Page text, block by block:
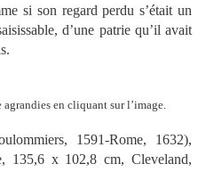
si son regard perdu s’était un
d’une patrie qu’il avait
en cliquant sur l’image.
1591-Rome, 1632),
135,6 x 102,8 cm, Cleveland,